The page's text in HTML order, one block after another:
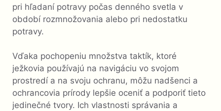
pri hľadaní potravy počas denného svetla v
období rozmnožovania alebo pri nedostatku
potravy.
Vďaka pochopeniu množstva taktík, ktoré
ježkovia používajú na navigáciu vo svojom
prostredí a na svoju ochranu, môžu nadšenci a
ochrancovia prírody lepšie oceniť a podporiť tieto
jedinečné tvory. Ich vlastnosti správania a